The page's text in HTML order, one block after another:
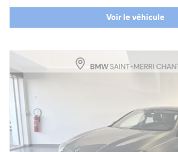
Voir le véhicule